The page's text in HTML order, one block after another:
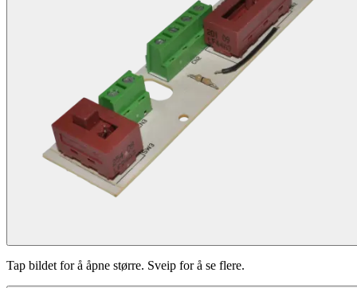
Tap bildet for å åpne større. Sveip for å se flere.